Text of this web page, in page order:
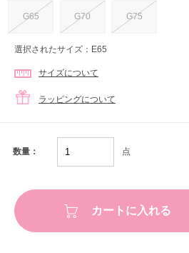
G65 G70 G75
選択されたサイズ：E65
サイズについて
ラッピングについて
数量： 点
カートに入れる